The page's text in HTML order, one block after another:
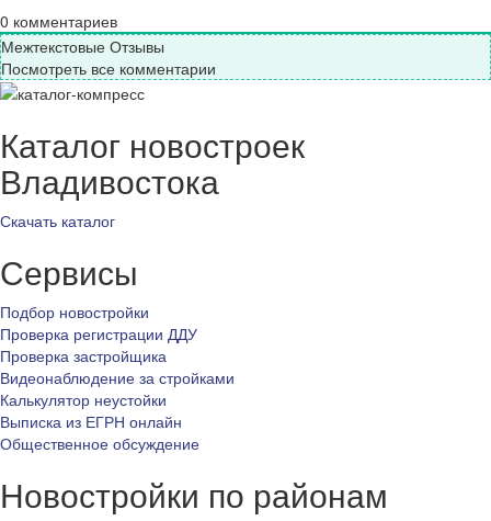
0 комментариев
Межтекстовые Отзывы
Посмотреть все комментарии
Каталог новостроек
Владивостока
Скачать каталог
Сервисы
Подбор новостройки
Проверка регистрации ДДУ
Проверка застройщика
Видеонаблюдение за стройками
Калькулятор неустойки
Выписка из ЕГРН онлайн
Общественное обсуждение
Новостройки по районам